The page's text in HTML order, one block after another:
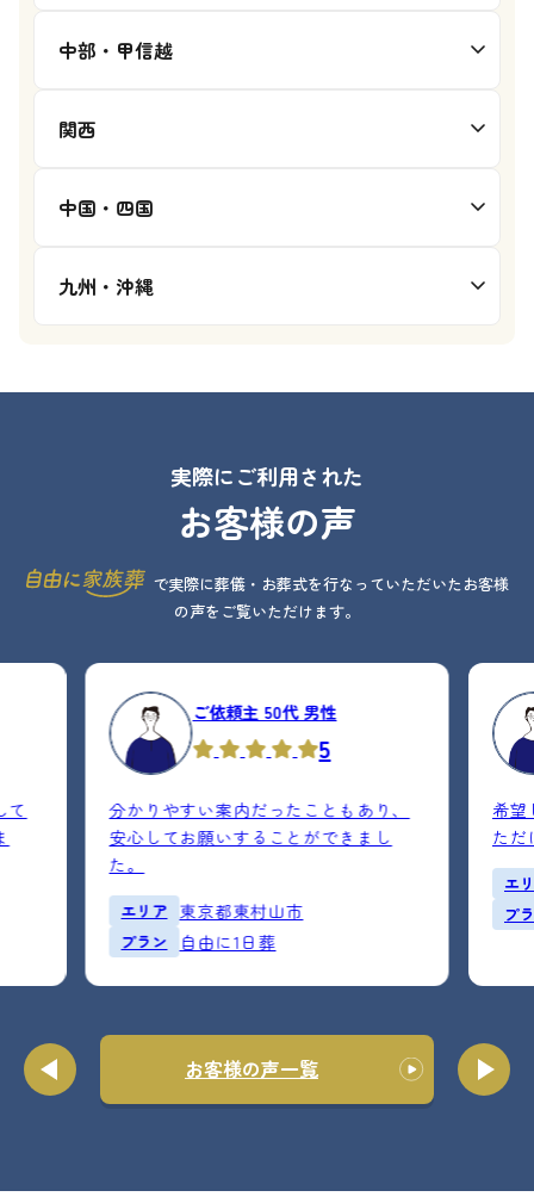
中部・甲信越
関西
中国・四国
九州・沖縄
実際にご利用された
お客様の声
で実際に葬儀・お葬式を行なっていただいたお客様
の声をご覧いただけます。
て
ご依頼主 50代 男性
5
分かりやすい案内だったこともあり、
安心してお願いすることができまし
た。
エリア 東京都東村山市
プラン 自由に1日葬
希望
ただ
エ
プ
お客様の声一覧